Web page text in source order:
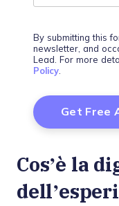
By submitting this
newsletter, and
Lead. For more
Policy.
Cos’è la